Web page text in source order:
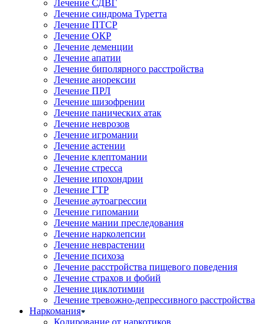
Лечение СДВГ
Лечение синдрома Туретта
Лечение ПТСР
Лечение ОКР
Лечение деменции
Лечение апатии
Лечение биполярного расстройства
Лечение анорексии
Лечение ПРЛ
Лечение шизофрении
Лечение панических атак
Лечение неврозов
Лечение игромании
Лечение астении
Лечение клептомании
Лечение стресса
Лечение ипохондрии
Лечение ГТР
Лечение аутоагрессии
Лечение гипомании
Лечение мании преследования
Лечение нарколепсии
Лечение неврастении
Лечение психоза
Лечение расстройства пищевого поведения
Лечение страхов и фобий
Лечение циклотимии
Лечение тревожно-депрессивного расстройства
Наркомания
Кодирование от наркотиков